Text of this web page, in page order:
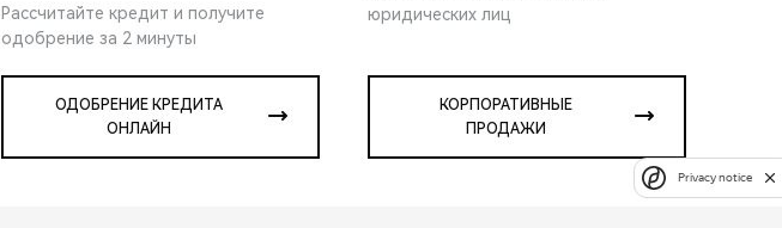
Рассчитайте кредит и получите
одобрение за 2 минуты
ОДОБРЕНИЕ КРЕДИТА
ОНЛАЙН
юридических лиц
КОРПОРАТИВНЫЕ
ПРОДАЖИ
Privacy notice